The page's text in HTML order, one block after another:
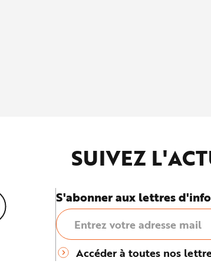
SUIVEZ
S'abonner aux lettres
Accéder à toutes nos